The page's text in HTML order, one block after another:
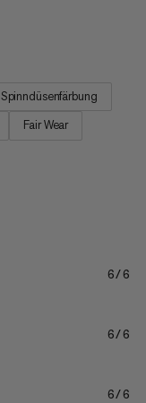
Spinndüsenfärbung
Fair Wear
6/6
6/6
6/6